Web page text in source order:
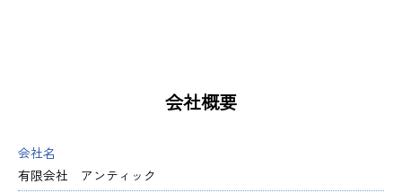
会社概要
会社名
有限会社 アンティック